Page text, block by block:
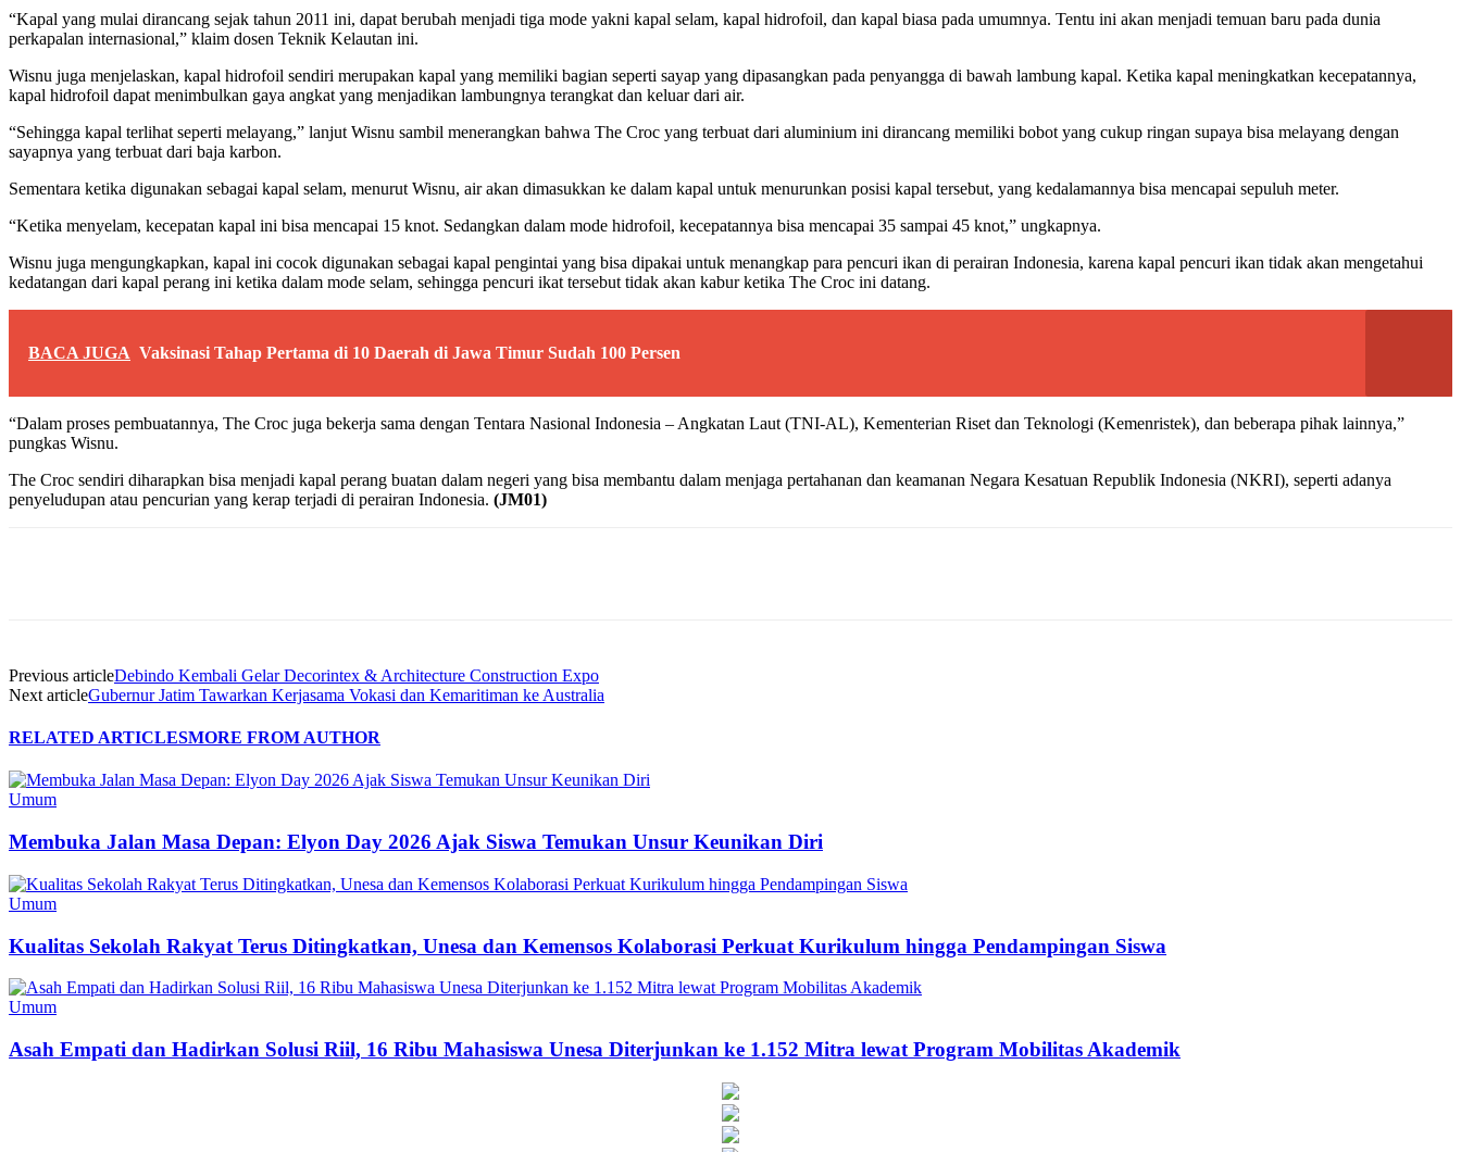
“Kapal yang mulai dirancang sejak tahun 2011 ini, dapat berubah menjadi tiga mode yakni kapal selam, kapal hidrofoil, dan kapal biasa pada umumnya. Tentu ini akan menjadi temuan baru pada dunia
perkapalan internasional,” klaim dosen Teknik Kelautan ini.
Wisnu juga menjelaskan, kapal hidrofoil sendiri merupakan kapal yang memiliki bagian seperti sayap yang dipasangkan pada penyangga di bawah lambung kapal. Ketika kapal meningkatkan kecepatannya,
kapal hidrofoil dapat menimbulkan gaya angkat yang menjadikan lambungnya terangkat dan keluar dari air.
“Sehingga kapal terlihat seperti melayang,” lanjut Wisnu sambil menerangkan bahwa The Croc yang terbuat dari aluminium ini dirancang memiliki bobot yang cukup ringan supaya bisa melayang dengan
sayapnya yang terbuat dari baja karbon.
Sementara ketika digunakan sebagai kapal selam, menurut Wisnu, air akan dimasukkan ke dalam kapal untuk menurunkan posisi kapal tersebut, yang kedalamannya bisa mencapai sepuluh meter.
“Ketika menyelam, kecepatan kapal ini bisa mencapai 15 knot. Sedangkan dalam mode hidrofoil, kecepatannya bisa mencapai 35 sampai 45 knot,” ungkapnya.
Wisnu juga mengungkapkan, kapal ini cocok digunakan sebagai kapal pengintai yang bisa dipakai untuk menangkap para pencuri ikan di perairan Indonesia, karena kapal pencuri ikan tidak akan mengetahui
kedatangan dari kapal perang ini ketika dalam mode selam, sehingga pencuri ikat tersebut tidak akan kabur ketika The Croc ini datang.
BACA JUGA Vaksinasi Tahap Pertama di 10 Daerah di Jawa Timur Sudah 100 Persen
“Dalam proses pembuatannya, The Croc juga bekerja sama dengan Tentara Nasional Indonesia – Angkatan Laut (TNI-AL), Kementerian Riset dan Teknologi (Kemenristek), dan beberapa pihak lainnya,”
pungkas Wisnu.
The Croc sendiri diharapkan bisa menjadi kapal perang buatan dalam negeri yang bisa membantu dalam menjaga pertahanan dan keamanan Negara Kesatuan Republik Indonesia (NKRI), seperti adanya
penyeludupan atau pencurian yang kerap terjadi di perairan Indonesia. (JM01)
Previous articleDebindo Kembali Gelar Decorintex & Architecture Construction Expo
Next articleGubernur Jatim Tawarkan Kerjasama Vokasi dan Kemaritiman ke Australia
RELATED ARTICLESMORE FROM AUTHOR
Umum
Membuka Jalan Masa Depan: Elyon Day 2026 Ajak Siswa Temukan Unsur Keunikan Diri
Umum
Kualitas Sekolah Rakyat Terus Ditingkatkan, Unesa dan Kemensos Kolaborasi Perkuat Kurikulum hingga Pendampingan Siswa
Umum
Asah Empati dan Hadirkan Solusi Riil, 16 Ribu Mahasiswa Unesa Diterjunkan ke 1.152 Mitra lewat Program Mobilitas Akademik